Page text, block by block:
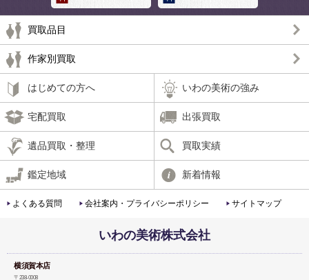
買取品目
作家別買取
はじめての方へ いわの美術の強み
宅配買取 出張買取
遺品買取・整理 買取実績
鑑定地域 新着情報
よくある質問 会社案内・プライバシーポリシー サイトマップ
いわの美術株式会社
横須賀本店
〒238-0008